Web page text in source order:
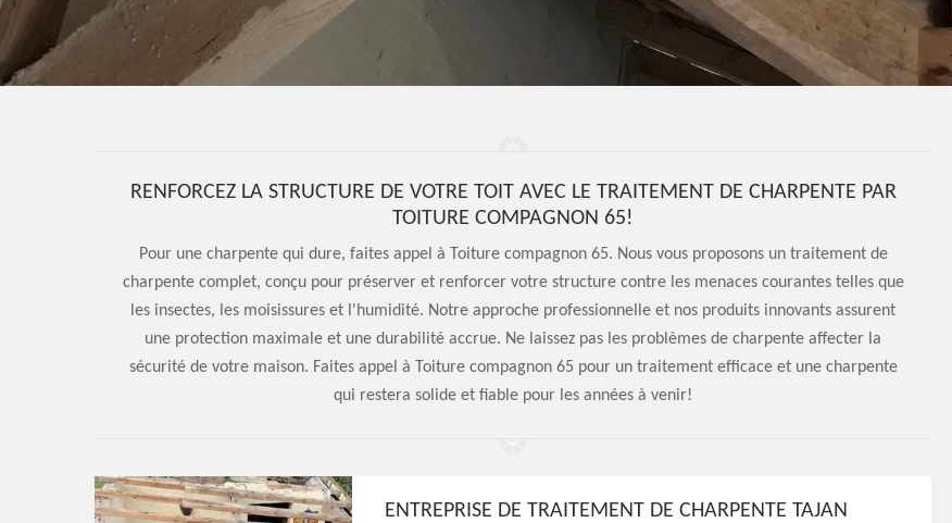
RENFORCEZ LA STRUCTURE DE VOTRE TOIT AVEC LE TRAITEMENT DE CHARPENTE PAR
TOITURE COMPAGNON 65!
Pour une charpente qui dure, faites appel à Toiture compagnon 65. Nous vous proposons un traitement de
charpente complet, conçu pour préserver et renforcer votre structure contre les menaces courantes telles que
les insectes, les moisissures et l'humidité. Notre approche professionnelle et nos produits innovants assurent
une protection maximale et une durabilité accrue. Ne laissez pas les problèmes de charpente affecter la
sécurité de votre maison. Faites appel à Toiture compagnon 65 pour un traitement efficace et une charpente
qui restera solide et fiable pour les années à venir!
ENTREPRISE DE TRAITEMENT DE CHARPENTE TAJAN